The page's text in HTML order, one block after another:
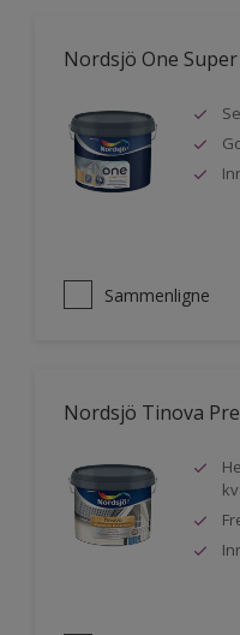
Nordsjö One
Sammenligne
Nordsjö Tinova